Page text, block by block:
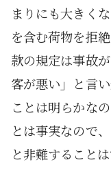
まりにも大きく
を含む荷物を拒
款の規定は事故
客が悪い」と言
ことは明らかな
とは事実なので
と非難することは